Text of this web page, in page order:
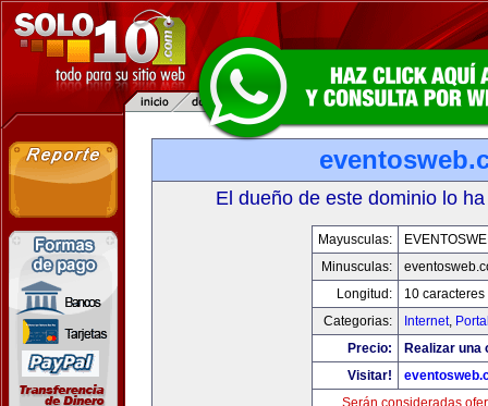
El dueño de este dominio lo
Mayusculas:
Minusculas:
Longitud:
10 caracteres
Categorias:
Internet,
Precio:
Realizar una
Visitar!
Serán consideradas